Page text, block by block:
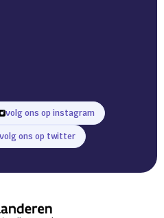
volg ons op instagram
volg ons op twitter